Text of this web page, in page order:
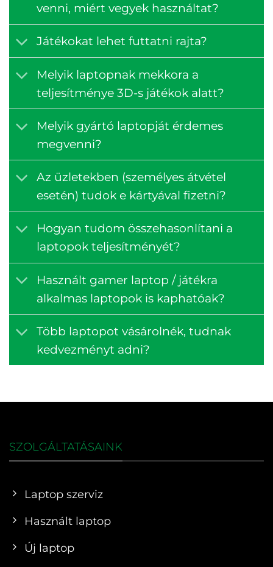
venni, miért vegyek használtat?
Játékokat lehet futtatni rajta?
Melyik laptopnak mekkora a
teljesítménye 3D-s játékok alatt?
Melyik gyártó laptopját érdemes
megvenni?
Az üzletekben (személyes átvétel
esetén) tudok e kártyával fizetni?
Hogyan tudom összehasonlítani a
laptopok teljesítményét?
Használt gamer laptop / játékra
alkalmas laptopok is kaphatóak?
Több laptopot vásárolnék, tudnak
kedvezményt adni?
SZOLGÁLTATÁSAINK
Laptop szerviz
Használt laptop
Új laptop